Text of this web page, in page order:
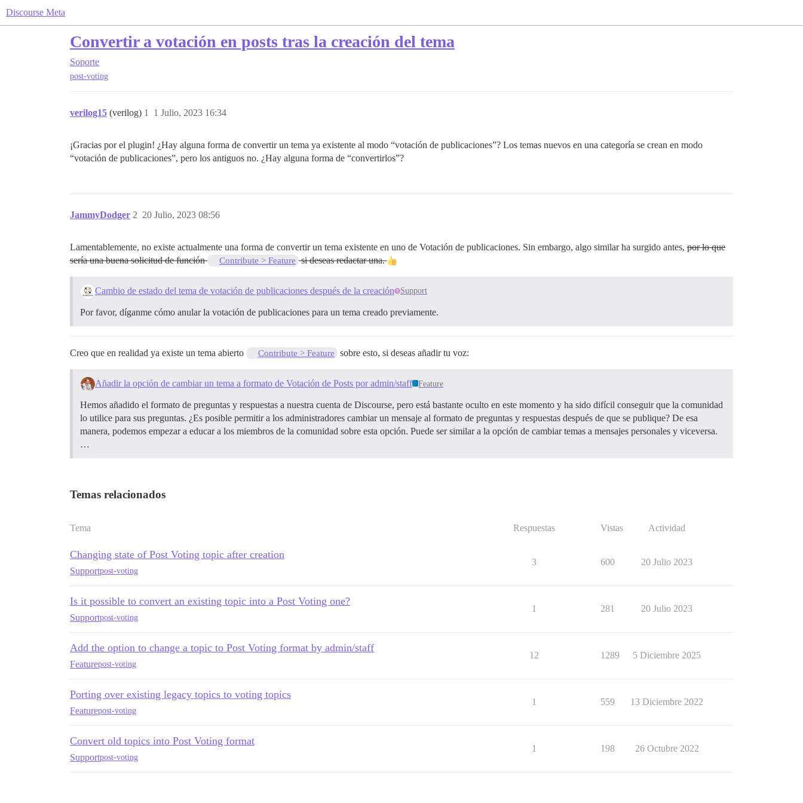
Discourse Meta
Convertir a votación en posts tras la creación del tema
Soporte
post-voting
verilog15 (verilog) 1 Julio, 2023 16:34
1
¡Gracias por el plugin! ¿Hay alguna forma de convertir un tema ya existente al modo “votación de publicaciones”? Los temas nuevos en una categoría se crean en modo
“votación de publicaciones”, pero los antiguos no. ¿Hay alguna forma de “convertirlos”?
JammyDodger 20 Julio, 2023 08:56
2
Lamentablemente, no existe actualmente una forma de convertir un tema existente en uno de Votación de publicaciones. Sin embargo, algo similar ha surgido antes, por lo que
sería una buena solicitud de función
Contribute > Feature si deseas redactar una.
Cambio de estado del tema de votación de publicaciones después de la creación Support
Por favor, díganme cómo anular la votación de publicaciones para un tema creado previamente.
Creo que en realidad ya existe un tema abierto Contribute > Feature sobre esto, si deseas añadir tu voz:
Añadir la opción de cambiar un tema a formato de Votación de Posts por admin/staff Feature
Hemos añadido el formato de preguntas y respuestas a nuestra cuenta de Discourse, pero está bastante oculto en este momento y ha sido difícil conseguir que la comunidad
lo utilice para sus preguntas. ¿Es posible permitir a los administradores cambiar un mensaje al formato de preguntas y respuestas después de que se publique? De esa
manera, podemos empezar a educar a los miembros de la comunidad sobre esta opción. Puede ser similar a la opción de cambiar temas a mensajes personales y viceversa.
…
Temas relacionados
Tema Respuestas Vistas Actividad
Changing state of Post Voting topic after creation
Supportpost-voting
3 600 20 Julio 2023
Is it possible to convert an existing topic into a Post Voting one?
Supportpost-voting
1 281 20 Julio 2023
Add the option to change a topic to Post Voting format by admin/staff
Featurepost-voting
12 1289 5 Diciembre 2025
Porting over existing legacy topics to voting topics
Featurepost-voting
1 559 13 Diciembre 2022
Convert old topics into Post Voting format
Supportpost-voting
1 198 26 Octubre 2022